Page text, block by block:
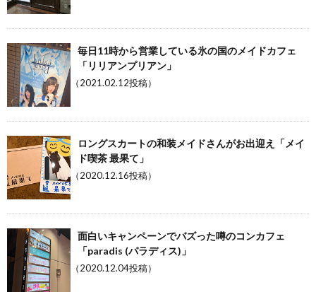
毎日11時から営業している氷の国のメイドカフェ
「リリアンプリアン」
（2021.02.12投稿）
ロングスカートの和装メイドさんがお出迎え「メイ
ド喫茶 最果て」
（2020.12.16投稿）
面白いキャンペーンでバズった噂のコンカフェ
「paradis (パラディス)」
（2020.12.04投稿）